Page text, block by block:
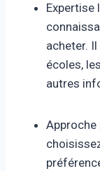
Expertise
acheter.
écoles,
autres
Approche